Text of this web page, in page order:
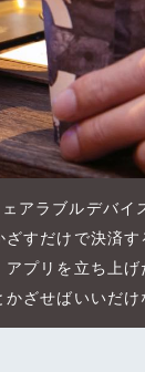
アラブルデバイ
すだけで決済す
プリを立ち上げ
ざせばいいだけ